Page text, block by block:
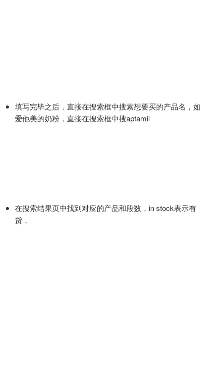
填写完毕之后，直接在搜索框中搜索想要买的产品名，如
爱他美的奶粉，直接在搜索框中搜aptamil
在搜索结果页中找到对应的产品和段数，in stock表示有
货，